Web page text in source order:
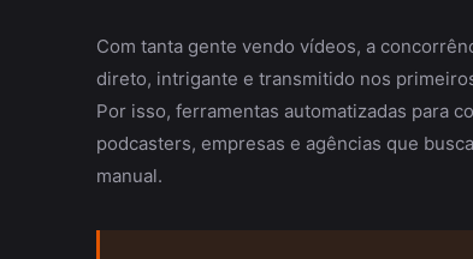
Com tanta gente vendo vídeos, a
direto, intrigante e transmitido nos
Por isso, ferramentas automatizadas para
podcasters, empresas e agências que
manual.